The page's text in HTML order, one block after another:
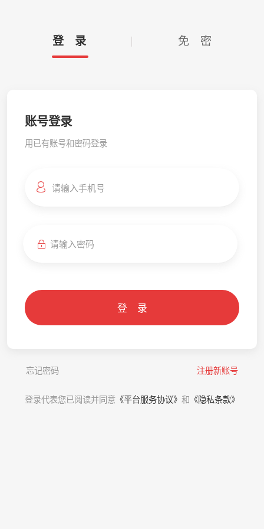
登 录 免 密
账号登录
用已有账号和密码登录
登 录
忘记密码 注册新账号
登录代表您已阅读并同意 《平台服务协议》 和 《隐私条款》